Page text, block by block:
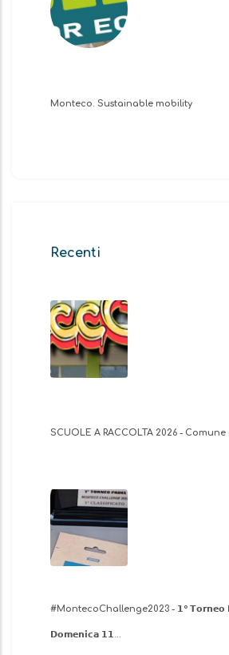
Monteco. Sustainable mobility
Recenti
SCUOLE A RACCOLTA 2026 -
​#MontecoChallenge2023 - 𝟭° 𝗧𝗼𝗿𝗻𝗲𝗼
𝗗𝗼𝗺𝗲𝗻𝗶𝗰𝗮 𝟭𝟭…